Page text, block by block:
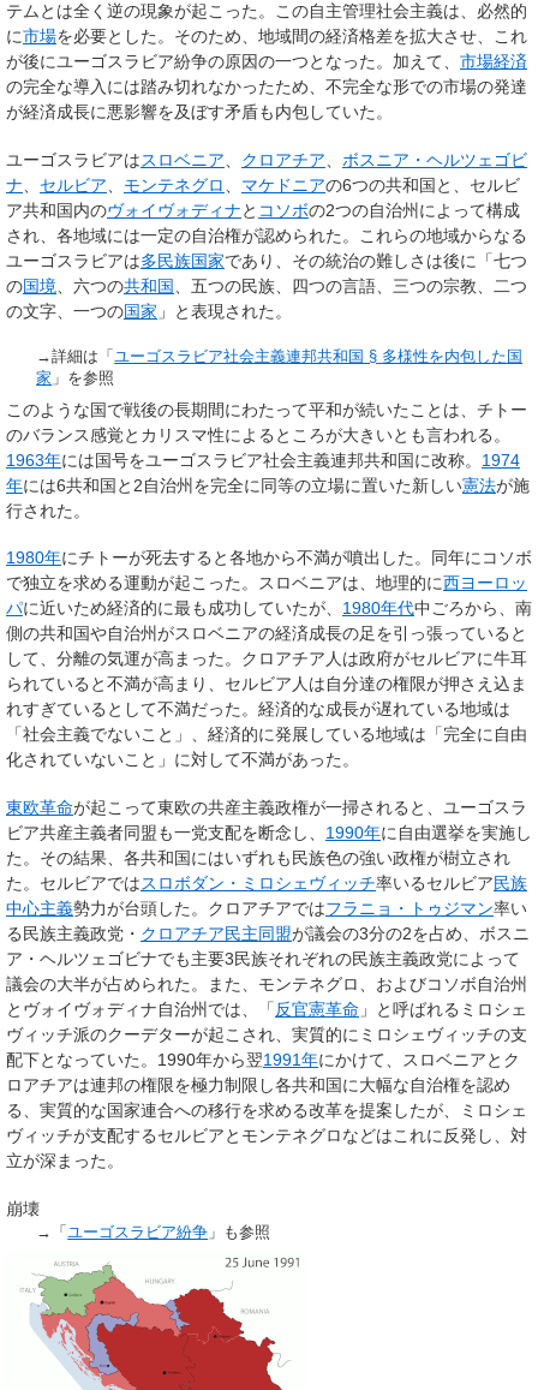
テムとは全く逆の現象が起こった。この自主管理社会主義は、必然的
に市場を必要とした。そのため、地域間の経済格差を拡大させ、これ
が後にユーゴスラビア紛争の原因の一つとなった。加えて、 市場経済
の完全な導入には踏み切れなかったため、不完全な形での市場の発達
が経済成長に悪影響を及ぼす矛盾も内包していた。
ユーゴスラビアはスロベニア クロアチア
ボスニア・ヘルツェゴビ
ナ
セルビア モンテネグロ マケドニアの6つの共和国と、セルビ
ア共和国内のヴォイヴォディナと コソボの2つの自治州によって構成
され、各地域には一定の自治権が認められた。これらの地域からなる
ユーゴスラビアは多民族国家であり、その統治の難しさは後に「七つ
の国境 、六つの共和国
、五つの民族、四つの言語、三つの宗教、二つ
の文字、一つの国家 」と表現された。
→詳細は「ユーゴスラビア社会主義連邦共和国 § 多様性を内包した国
家 」を参照
このような国で戦後の長期間にわたって平和が続いたことは、チトー
のバランス感覚とカリスマ性によるところが大きいとも言われる。
1963年には国号をユーゴスラビア社会主義連邦共和国に改称。 1974
年には6共和国と2自治州を完全に同等の立場に置いた新しい憲法が施
行された。
1980年にチトーが死去すると各地から不満が噴出した。同年にコソボ
で独立を求める運動が起こった。スロベニアは、地理的に西ヨーロッ
パに近いため経済的に最も成功していたが、 1980年代中ごろから、南
側の共和国や自治州がスロベニアの経済成長の足を引っ張っていると
して、分離の気運が高まった。クロアチア人は政府がセルビアに牛耳
られていると不満が高まり、セルビア人は自分達の権限が押さえ込ま
れすぎているとして不満だった。経済的な成長が遅れている地域は
「社会主義でないこと」、経済的に発展している地域は「完全に自由
化されていないこと」に対して不満があった。
東欧革命が起こって東欧の共産主義政権が一掃されると、ユーゴスラ
ビア共産主義者同盟も一党支配を断念し、 1990年に自由選挙を実施し
た。その結果、各共和国にはいずれも民族色の強い政権が樹立され
た。セルビアではスロボダン・ミロシェヴィッチ率いるセルビア民族
中心主義勢力が台頭した。クロアチアではフラニョ・トゥジマン率い
る民族主義政党・ クロアチア民主同盟が議会の3分の2を占め、ボスニ
ア・ヘルツェゴビナでも主要3民族それぞれの民族主義政党によって
議会の大半が占められた。また、モンテネグロ、およびコソボ自治州
とヴォイヴォディナ自治州では、「 反官憲革命 」と呼ばれるミロシェ
ヴィッチ派のクーデターが起こされ、実質的にミロシェヴィッチの支
配下となっていた。1990年から翌1991年にかけて、スロベニアとク
ロアチアは連邦の権限を極力制限し各共和国に大幅な自治権を認め
る、実質的な国家連合への移行を求める改革を提案したが、ミロシェ
ヴィッチが支配するセルビアとモンテネグロなどはこれに反発し、対
立が深まった。
崩壊
→「 ユーゴスラビア紛争 」も参照